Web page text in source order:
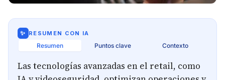
✨ RESUMEN CON IA
Resumen Puntos clave Contexto
Las tecnologías avanzadas en el retail, como